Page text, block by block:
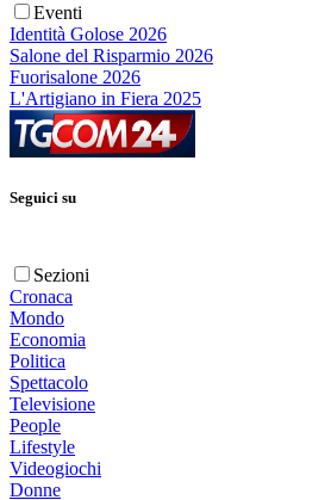
Eventi
Identità Golose 2026
Salone del Risparmio 2026
Fuorisalone 2026
L'Artigiano in Fiera 2025
Seguici su
Sezioni
Cronaca
Mondo
Economia
Politica
Spettacolo
Televisione
People
Lifestyle
Videogiochi
Donne